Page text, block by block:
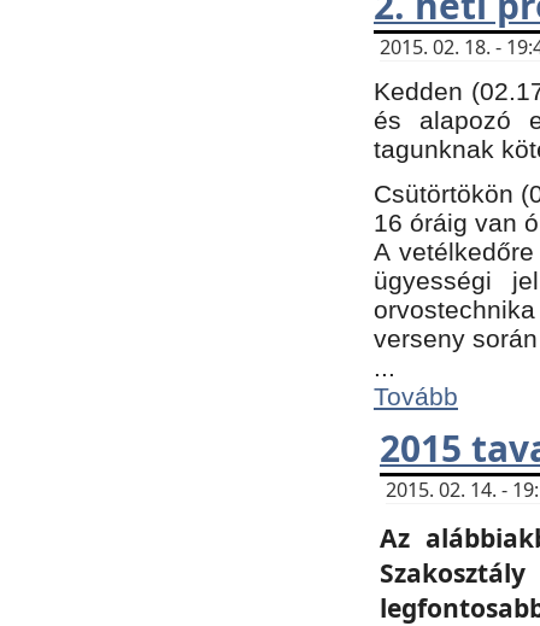
2015. 02. 18. -
Kedden
és alapozó
tagunknak
Csütörtökön
16 óráig van
A
ügyességi
verseny
...
Tovább
2015
2015. 02. 14. -
Az